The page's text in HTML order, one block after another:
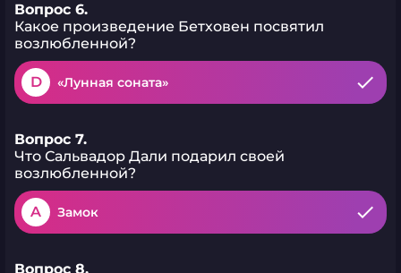
Вопрос 6.
Какое произведение Бетховен посвятил
возлюбленной?
D «Лунная соната»
Вопрос 7.
Что Сальвадор Дали подарил своей
возлюбленной?
A Замок
Вопрос 8.